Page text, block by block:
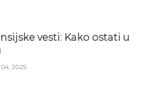
vesti: Kako ostati u
2025